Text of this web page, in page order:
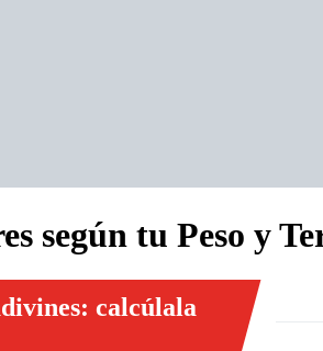
según tu Peso y
calcúlala